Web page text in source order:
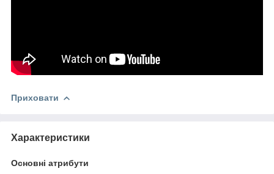
Приховати
Характеристики
Основні атрибути